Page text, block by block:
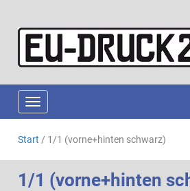
Navigation ein-/ausblenden
Start / 1/1 (vorne+hinten schwarz)
1/1 (vorne+hinten